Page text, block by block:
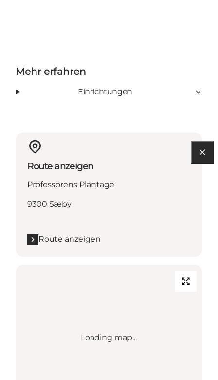
Mehr erfahren
Einrichtungen
Route anzeigen
Professorens Plantage
9300 Sæby
Route anzeigen
Loading map...